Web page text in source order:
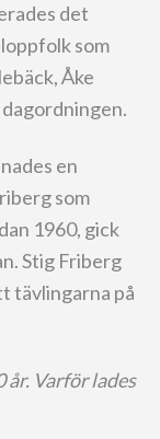
det
som
Åke
en
som
1960, gick
Stig Friberg
tävlingarna på
år. Varför lades